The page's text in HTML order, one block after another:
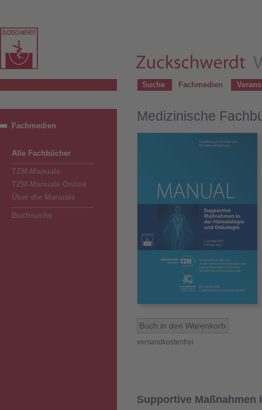
Suche Fachmedien
Fachmedien
Alle Fachbücher
TZM-Manuale
TZM-Manuale Online
Über die Manuale
Buchsuche
Medizinische
versandkostenfrei
Supportive Maßnahmen